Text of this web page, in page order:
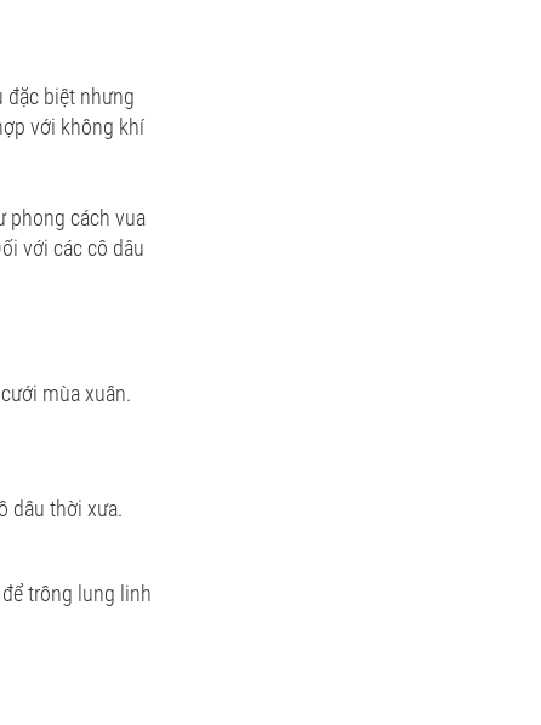
đặc biệt nhưng
với không khí
phong cách vua
với các cô dâu
mùa xuân.
dâu thời xưa.
trông lung linh